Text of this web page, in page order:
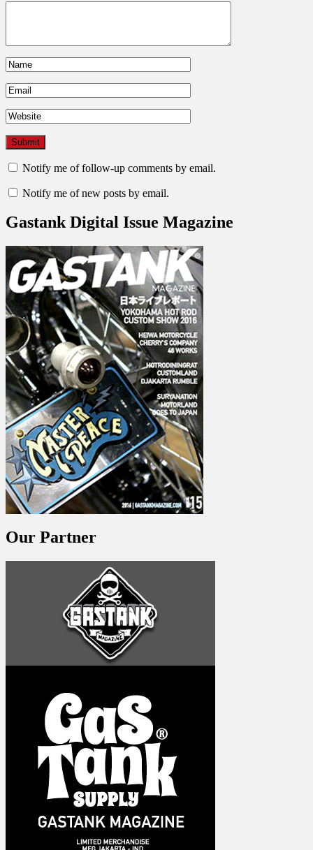
Notify me of follow-up comments by email.
Notify me of new posts by email.
Gastank Digital Issue Magazine
Our Partner